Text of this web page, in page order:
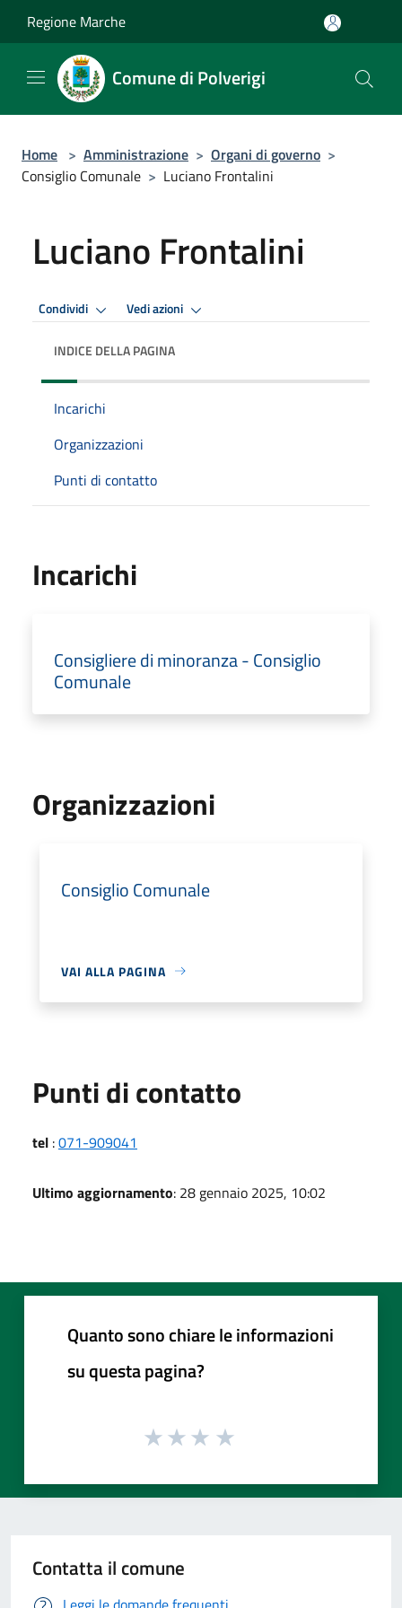
Regione Marche
Comune di Polverigi
Home > Amministrazione > Organi di governo >
Consiglio Comunale > Luciano Frontalini
Luciano Frontalini
Condividi Vedi azioni
INDICE DELLA PAGINA
Incarichi
Organizzazioni
Punti di contatto
Incarichi
Consigliere di minoranza - Consiglio
Comunale
Organizzazioni
Consiglio Comunale
VAI ALLA PAGINA
Punti di contatto
tel :071-909041
Ultimo aggiornamento: 28 gennaio 2025, 10:02
Quanto sono chiare le informazioni
su questa pagina?
Contatta il comune